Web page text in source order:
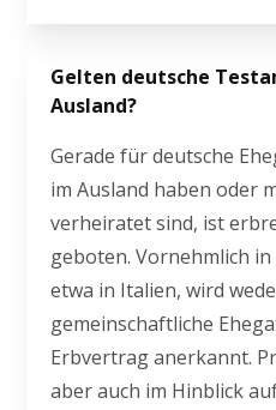
Gelten deutsche
Ausland?
Gerade für deutsche
im Ausland haben oder
verheiratet sind, ist
geboten. Vornehmlich
etwa in Italien, wird
gemeinschaftliche
Erbvertrag anerkannt.
aber auch im Hinblick